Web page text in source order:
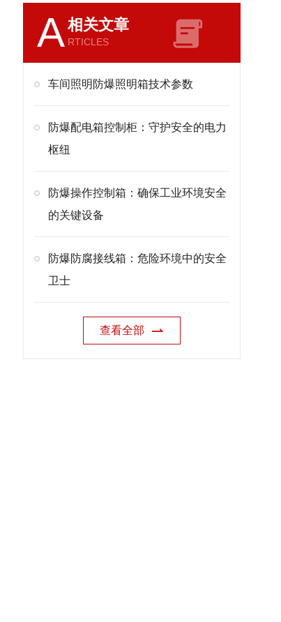
A相关文章
RTICLES
车间照明防爆照明箱技术参数
防爆配电箱控制柜：守护安全的电力
枢纽
防爆操作控制箱：确保工业环境安全
的关键设备
防爆防腐接线箱：危险环境中的安全
卫士
查看全部